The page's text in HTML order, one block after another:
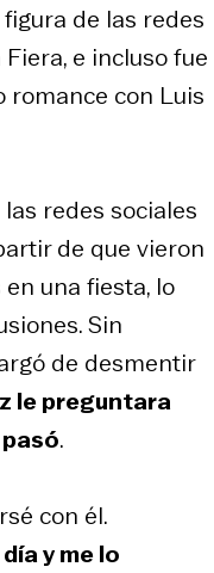
de las redes
e incluso fue
romance con Luis
redes sociales
de que vieron
una fiesta, lo
Sin
de desmentir
le preguntara
.
con él.
y me lo